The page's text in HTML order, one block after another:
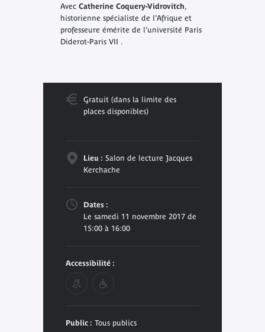
Avec Catherine Coquery-Vidrovitch,
historienne spécialiste de l’Afrique et
professeure émérite de l’université Paris
Diderot-Paris VII .
Gratuit (dans la limite des
places disponibles)
Lieu : Salon de lecture Jacques
Kerchache
Dates :
Le samedi 11 novembre 2017 de
15:00 à 16:00
Accessibilité :
Public : Tous publics